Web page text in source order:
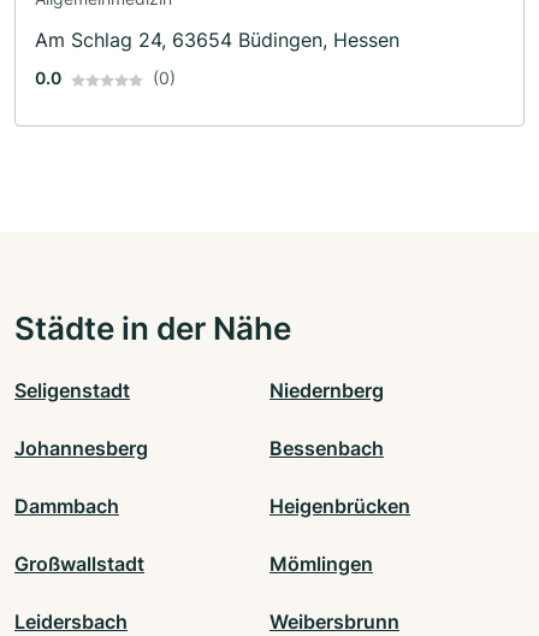
Am Schlag 24, 63654 Büdingen, Hessen
0.0 (0)
Städte in der Nähe
Seligenstadt Niedernberg
Johannesberg Bessenbach
Dammbach Heigenbrücken
Großwallstadt Mömlingen
Leidersbach Weibersbrunn